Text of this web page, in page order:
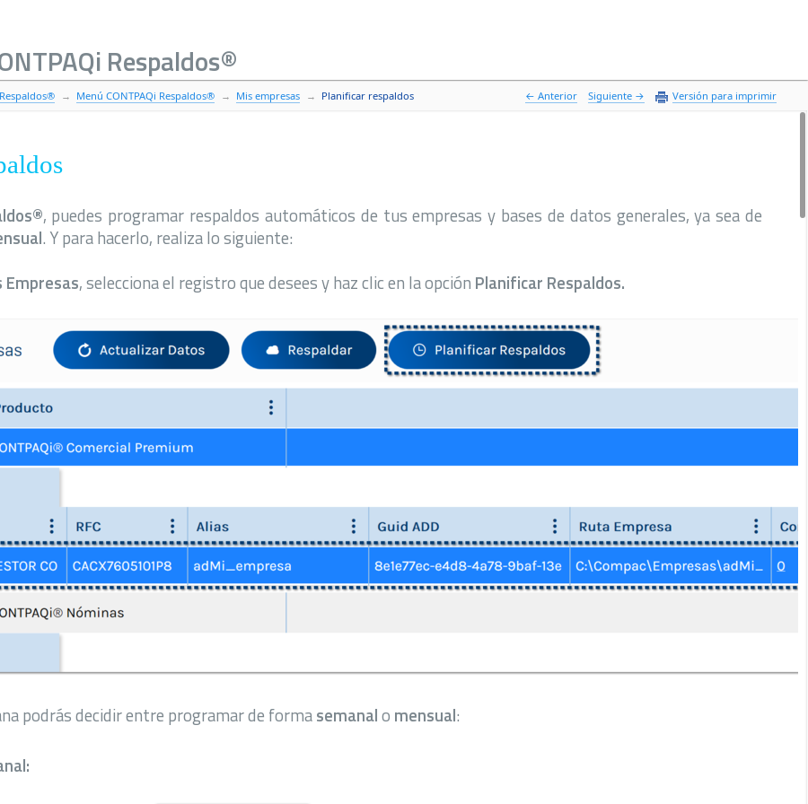
Respaldos®
Menú CONTPAQi Respaldos® Mis empresas Planificar respaldos Anterior Siguiente Versión para imprimir
, puedes programar respaldos automáticos de tus empresas y bases de datos generales, ya sea de
. Y para hacerlo, realiza lo siguiente:
Empresas, selecciona el registro que desees y haz clic en la opción Planificar Respaldos.
podrás decidir entre programar de formasemanalo mensual: